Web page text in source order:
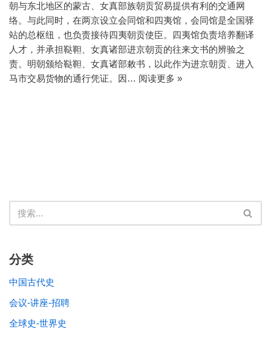
朝与东北地区的蒙古、女真部族朝贡贸易提供有利的交通网
络。与此同时，在两京设立会同馆和四夷馆，会同馆是全国驿
站的总枢纽，也负责接待四夷朝贡使臣。四夷馆负责培养翻译
人才，并承担鞑靼、女真诸部进京朝贡的往来文书的辨验之
责。明朝颁给鞑靼、女真诸部敕书，以此作为进京朝贡、进入
马市交易货物的通行凭证。因… 阅读更多 »
分类
中国古代史
会议-讲座-招聘
全球史-世界史